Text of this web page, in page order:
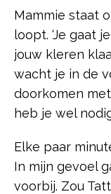
Mammie staat
loopt. ‘Je gaat
jouw kleren
wacht je in de
doorkomen
heb je wel
Elke paar
In mijn gevoel
voorbij. Zou